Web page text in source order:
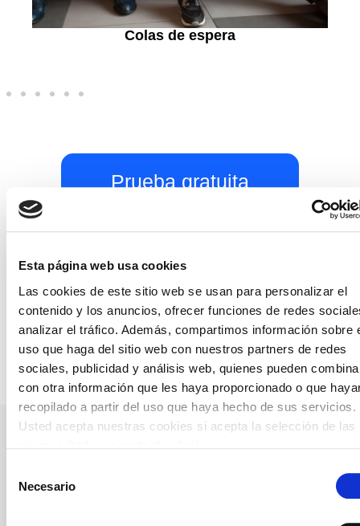
Esta página web usa cookies
Las cookies de este sitio web se usan para personalizar el
contenido y los anuncios, ofrecer funciones de redes
analizar el tráfico. Además, compartimos información sobre
uso que haga del sitio web con nuestros partners de redes
sociales, publicidad y análisis web, quienes pueden
con otra información que les haya proporcionado o que
recopilado a partir del uso que haya hecho de sus servicios.
Usted acepta nuestras cookies si acepta la selección de las
Necesario
Envío mediante ficheros CSV
Prueba gratuita
Opiniones de clientes
Preguntas frecuentes